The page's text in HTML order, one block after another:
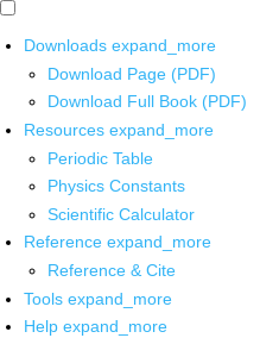
Downloads expand_more
Download Page (PDF)
Download Full Book (PDF)
Resources expand_more
Periodic Table
Physics Constants
Scientific Calculator
Reference expand_more
Reference & Cite
Tools expand_more
Help expand_more